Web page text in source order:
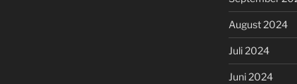
August 2024
Juli 2024
Juni 2024